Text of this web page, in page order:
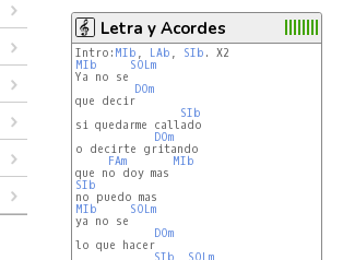
Letra y Acordes
Intro: MIb , LAb , SIb
MIb
SOLm
Ya no se
DOm
que decir
SIb
si quedarme callado
DOm
o decirte gritando
FAm
MIb
SIb
MIb
SOLm
ya no se
DOm
lo que hacer